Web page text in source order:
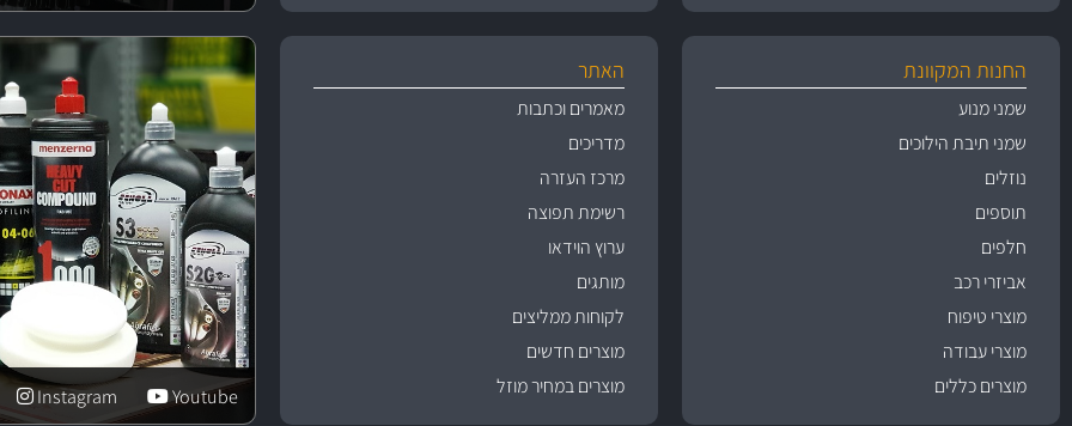
החנות המקוונת
שמני מנוע
שמני תיבת הילוכים
נוזלים
תוספים
חלפים
אביזרי רכב
מוצרי טיפוח
מוצרי עבודה
מוצרים כללים
האתר
מאמרים וכתבות
מדריכים
מרכז העזרה
רשימת תפוצה
ערוץ הוידאו
מותגים
לקוחות ממליצים
מוצרים חדשים
מוצרים במחיר מוזל
Youtube
Instagram